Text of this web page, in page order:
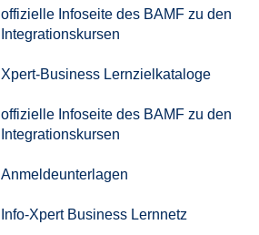
offizielle Infoseite des BAMF zu den
Integrationskursen
Xpert-Business Lernzielkataloge
offizielle Infoseite des BAMF zu den
Integrationskursen
Anmeldeunterlagen
Info-Xpert Business Lernnetz